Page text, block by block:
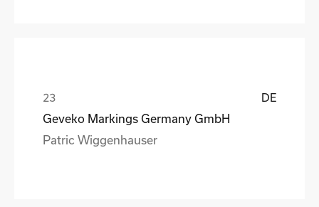
DE
Geveko Markings Germany GmbH
Patric Wiggenhauser